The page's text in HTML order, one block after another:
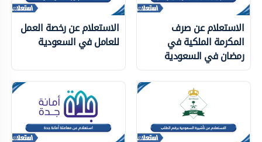
الاستعلام عن صرف
المكرمة الملكية في
رمضان في السعودية
الاستعلام عن رخصة العمل
للعامل في السعودية